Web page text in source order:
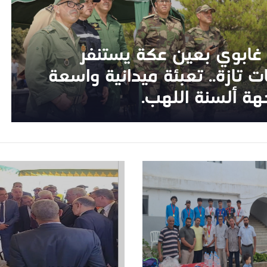
بعين عكة يستنفر
تازة.. تعبئة ميدانية واسعة
ألسنة اللهب.
بعين عكة يستنفر
تازة.. تعبئة ميدانية واسعة
ألسنة اللهب.